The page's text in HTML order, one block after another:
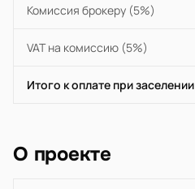
Комиссия брокеру (5%)
VAT на комиссию (5%)
Итого к оплате при заселении
О проекте